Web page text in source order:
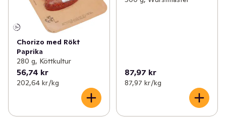
Chorizo med Rökt
Paprika
280 g, Köttkultur
56,74 kr
202,64 kr /kg
87,97 kr
87,97 kr /kg